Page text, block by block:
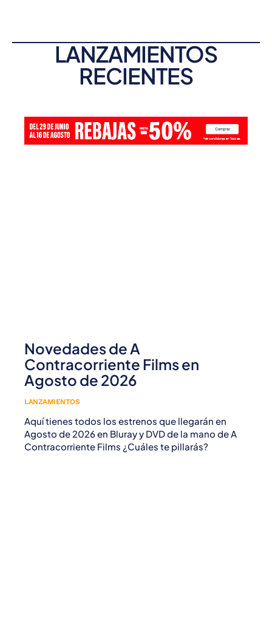
LANZAMIENTOS
RECIENTES
Novedades de A
Contracorriente Films en
Agosto de 2026
LANZAMIENTOS
Aquí tienes todos los estrenos que llegarán en
Agosto de 2026 en Bluray y DVD de la mano de A
Contracorriente Films ¿Cuáles te pillarás?